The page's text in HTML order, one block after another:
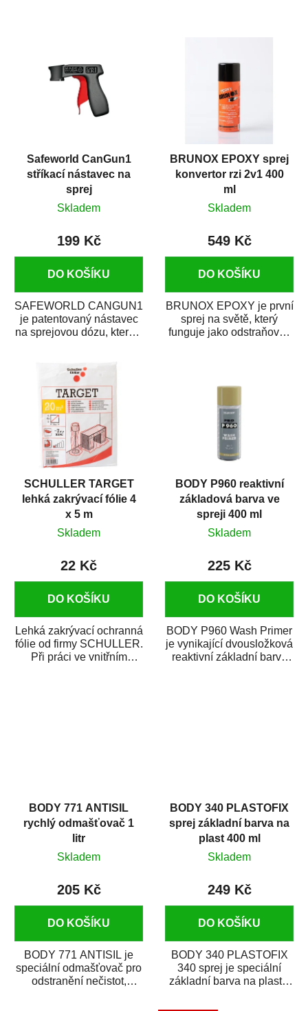
Safeworld CanGun1
stříkací nástavec na
sprej
Skladem
199 Kč
DO KOŠÍKU
SAFEWORLD CANGUN1
je patentovaný nástavec
na sprejovou dózu, který ji
BRUNOX EPOXY sprej
konvertor rzi 2v1 400
ml
Skladem
549 Kč
DO KOŠÍKU
BRUNOX EPOXY je první
sprej na světě, který
funguje jako odstraňovač
SCHULLER TARGET
lehká zakrývací fólie 4
x 5 m
Skladem
22 Kč
DO KOŠÍKU
Lehká zakrývací ochranná
fólie od firmy SCHULLER.
Při práci ve vnitřním
BODY P960 reaktivní
základová barva ve
spreji 400 ml
Skladem
225 Kč
DO KOŠÍKU
BODY P960 Wash Primer
je vynikající dvousložková
reaktivní základní barva
BODY 771 ANTISIL
rychlý odmašťovač 1
litr
Skladem
205 Kč
DO KOŠÍKU
BODY 771 ANTISIL je
speciální odmašťovač pro
odstranění nečistot,
BODY 340 PLASTOFIX
sprej základní barva na
plast 400 ml
Skladem
249 Kč
DO KOŠÍKU
BODY 340 PLASTOFIX
340 sprej je speciální
základní barva na plasty,
vrchních...